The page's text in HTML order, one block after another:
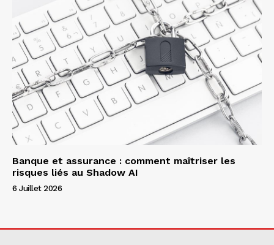
Banque et assurance : comment maîtriser les
risques liés au Shadow AI
6 Juillet 2026